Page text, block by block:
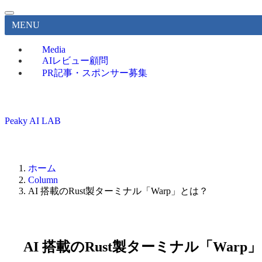
MENU
Media
AIレビュー顧問
PR記事・スポンサー募集
Peaky AI LAB
ホーム
Column
AI 搭載のRust製ターミナル「Warp」とは？
AI 搭載のRust製ターミナル「Warp